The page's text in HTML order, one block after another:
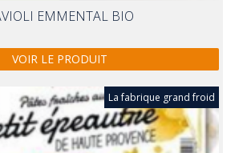
EMMENTAL BIO
VOIR LE PRODUIT
La fabrique grand froid